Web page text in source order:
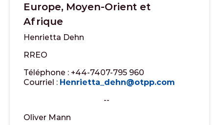
Europe, Moyen-Orient et
Afrique
Henrietta Dehn
RREO
Téléphone : +44-7407-795 960
Courriel : Henrietta_dehn@otpp.com
--
Oliver Mann